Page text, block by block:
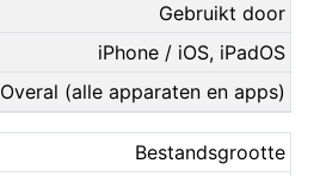
Gebruikt door
iPhone / iOS, iPadOS
Overal (alle apparaten en apps)
Bestandsgrootte